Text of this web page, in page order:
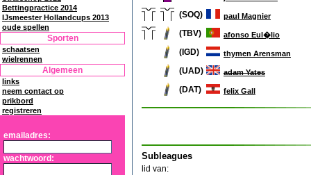
Bettingpractice 2014
IJsmeester Hollandcups 2013
oude spellen
Sporten
schaatsen
wielrennen
Algemeen
links
neem contact op
prikbord
registreren
emailadres:
wachtwoord:
(SOQ) paul Magnier
(TBV) afonso Eul�lio
(IGD) thymen Arensman
(UAD) adam Yates
(DAT) felix Gall
Subleagues
lid van: